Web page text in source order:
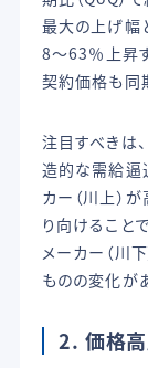
最大の上げ幅
8〜63％上昇
契約価格も同
注目すべきは
造的な需給逼
カー（川上）
り向けること
メーカー（川
ものの変化が
2. 価格